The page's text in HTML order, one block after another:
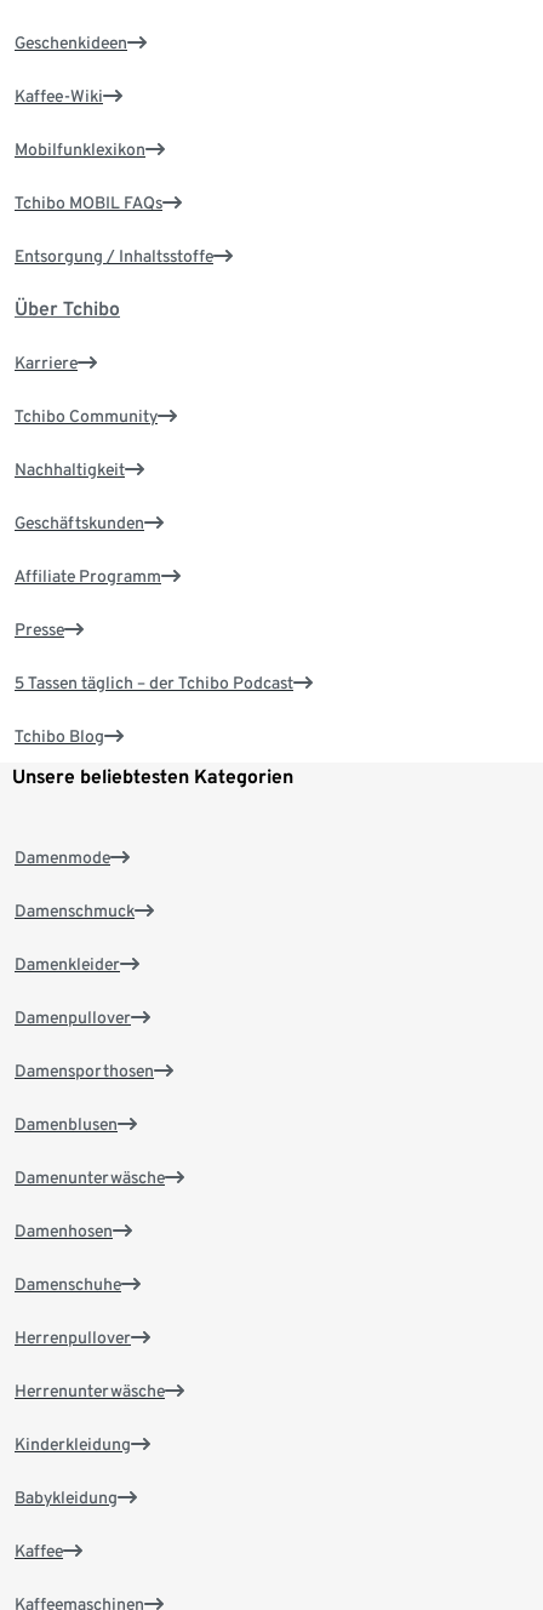
Geschenkideen
Kaffee-Wiki
Mobilfunklexikon
Tchibo MOBIL FAQs
Entsorgung / Inhaltsstoffe
Über Tchibo
Karriere
Tchibo Community
Nachhaltigkeit
Geschäftskunden
Affiliate Programm
Presse
5 Tassen täglich – der Tchibo Podcast
Tchibo Blog
Unsere beliebtesten Kategorien
Damenmode
Damenschmuck
Damenkleider
Damenpullover
Damensporthosen
Damenblusen
Damenunterwäsche
Damenhosen
Damenschuhe
Herrenpullover
Herrenunterwäsche
Kinderkleidung
Babykleidung
Kaffee
Kaffeemaschinen